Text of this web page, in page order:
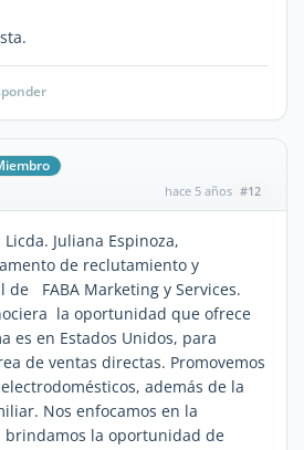
hace 5 años #12
Juliana Espinoza,
de reclutamiento y
de FABA Marketing y Services.
la oportunidad que ofrece
es en Estados Unidos, para
de ventas directas. Promovemos
además de la
Nos enfocamos en la
brindamos la oportunidad de